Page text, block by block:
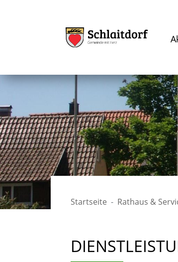
Startseite Rathaus &